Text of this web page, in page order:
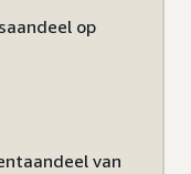
op
van